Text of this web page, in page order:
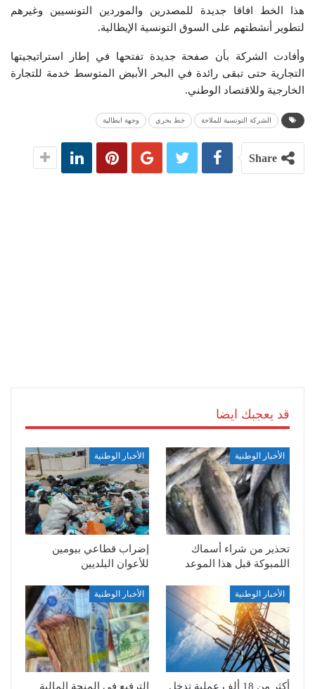
هذا الخط افاقا جديدة للمصدرين والموردين التونسيين وغيرهم
لتطوير أنشطتهم على السوق التونسية الإيطالية.
وأفادت الشركة بأن صفحة جديدة تفتحها في إطار استراتيجيتها
التجارية حتى تبقى رائدة في البحر الأبيض المتوسط خدمة للتجارة
الخارجية وللاقتصاد الوطني.
الشركة التونسية للملاحة خط بحري وجهة ايطالية
Share
قد يعجبك ايضا
الأخبار الوطنية
تحذير من شراء أسماك
اللمبوكة قبل هذا الموعد
الأخبار الوطنية
إضراب قطاعي بيومين
للأعوان البلديين
الأخبار الوطنية
أكثر من 18 ألف عملية تدخل
الأخبار الوطنية
الترفيع في المنحة المالية